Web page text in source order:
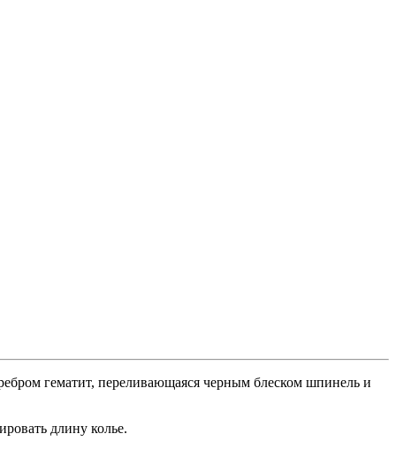
гематит, переливающаяся черным блеском шпинель и
длину колье.